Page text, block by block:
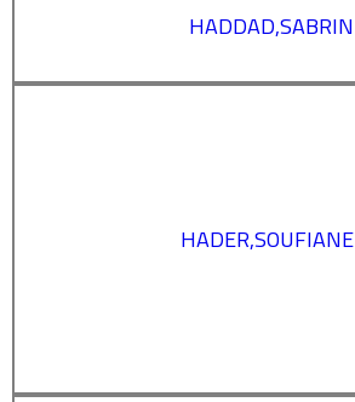
HADDAD,SABRIN
HADER,SOUFIANE